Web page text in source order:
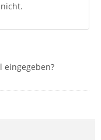
eingegeben?